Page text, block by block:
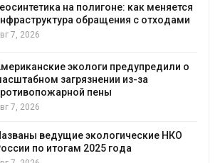
на полигоне: как меняется
обращения с отходами
7, 2026
экологи предупредили о
загрязнении из-за
пены
7, 2026
ведущие экологические НКО
по итогам 2025 года